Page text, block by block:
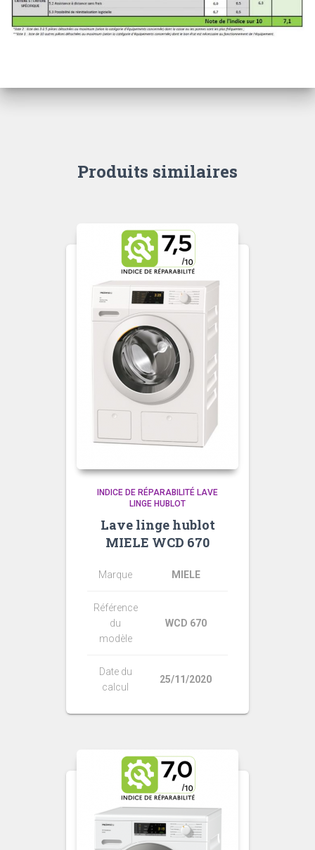
Produits similaires
INDICE DE RÉPARABILITÉ LAVE
LINGE HUBLOT
Lave linge hublot
MIELE WCD 670
Marque MIELE
Référence
du
modèle
WCD 670
Date du
calcul
25/11/2020